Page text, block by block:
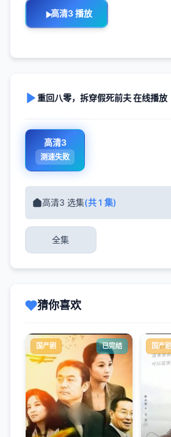
高清3 播放
重回八零，拆穿假死前夫 在线播放
高清3
测速失败
高清3 选集(共 1 集)
全集
猜你喜欢
国产剧 已完结 国产剧